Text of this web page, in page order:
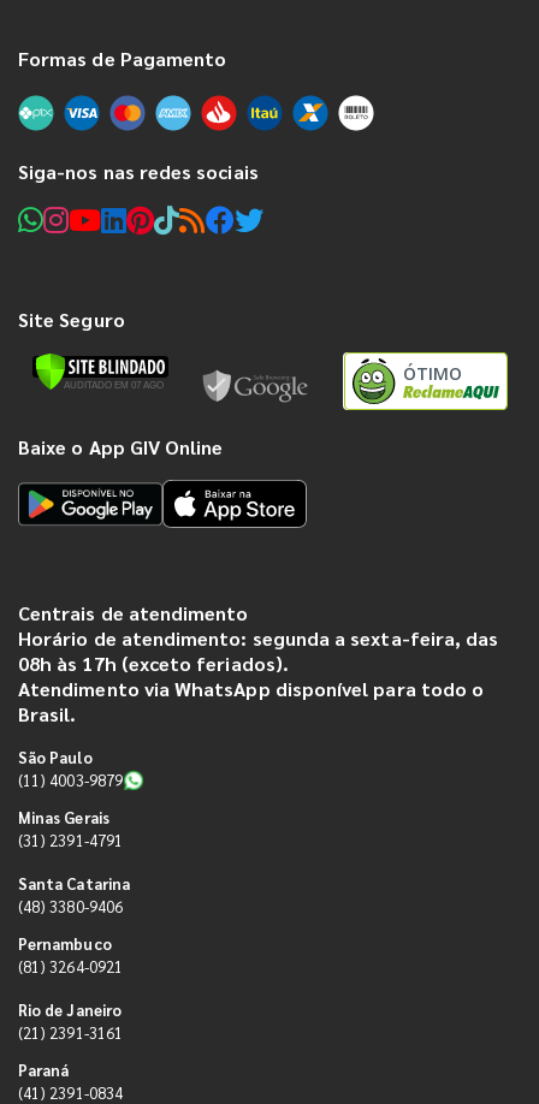
Formas de Pagamento
Siga-nos nas redes sociais
Site Seguro
ÓTIMO
Baixe o App GIV Online
Centrais de atendimento
Horário de atendimento: segunda a sexta-feira, das
08h às 17h (exceto feriados).
Atendimento via WhatsApp disponível para todo o
Brasil.
São Paulo
(11) 4003-9879
Minas Gerais
(31) 2391-4791
Santa Catarina
(48) 3380-9406
Pernambuco
(81) 3264-0921
Rio de Janeiro
(21) 2391-3161
Paraná
(41) 2391-0834